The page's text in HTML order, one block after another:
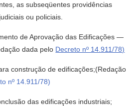
as subseqüentes providências
ou policiais.
de Aprovação das Edificações —
dada pelo Decreto nº 14.911/78)
construção de edificações;(Redação
nº 14.911/78)
das edificações industriais;